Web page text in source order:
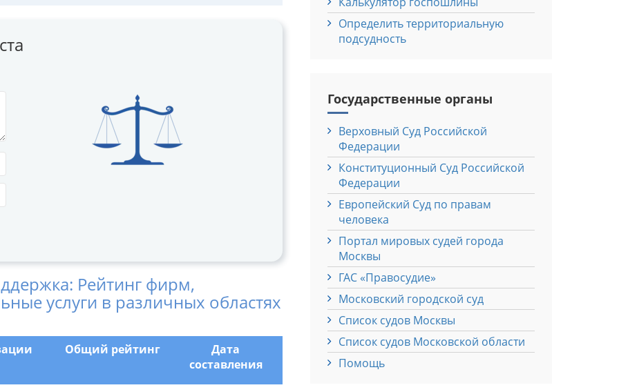
Рейтинг фирм,
услуги в различных областях
Общий рейтинг
Дата
составления
Определить территориальную
подсудность
Государственные органы
Верховный Cуд Российской
Федерации
Конституционный Cуд Российской
Федерации
Европейский Cуд по правам
человека
Портал мировых судей города
Москвы
ГАС «Правосудие»
Московский городской суд
Список судов Москвы
Список судов Московской области
Помощь